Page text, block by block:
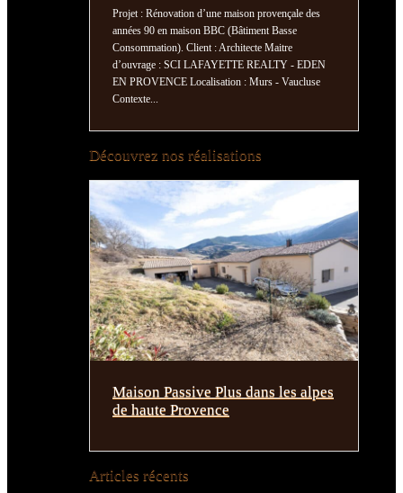
Projet : Rénovation d’une maison provençale des
années 90 en maison BBC (Bâtiment Basse
Consommation). Client : Architecte Maitre
d’ouvrage : SCI LAFAYETTE REALTY - EDEN
EN PROVENCE Localisation : Murs - Vaucluse
Contexte...
Découvrez nos réalisations
Maison Passive Plus dans les alpes
de haute Provence
Articles récents